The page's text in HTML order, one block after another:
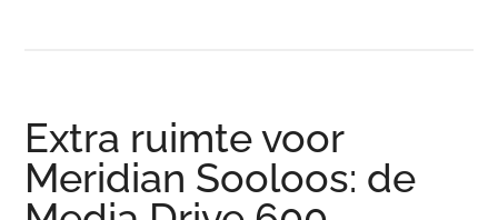
Extra ruimte voor
Meridian Sooloos: de